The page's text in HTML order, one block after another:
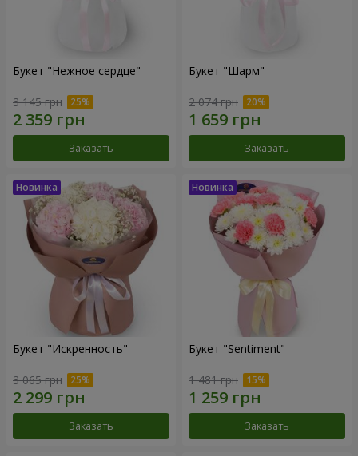
Букет "Нежное сердце"
3 145 грн
Заказать
Букет "Шарм"
2 074 грн
Заказать
Букет "Искренность"
3 065 грн
Заказать
Букет "Sentiment"
1 481 грн
Заказать